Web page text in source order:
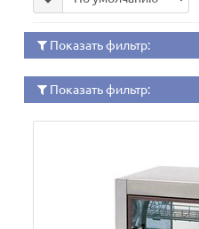
Показать фильтр:
Показать фильтр: